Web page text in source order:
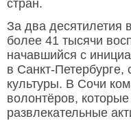
стран.
За два десятилетия
более 41 тысячи
начавшийся с
в Санкт-Петербурге,
культуры. В Сочи
волонтёров,
развлекательные